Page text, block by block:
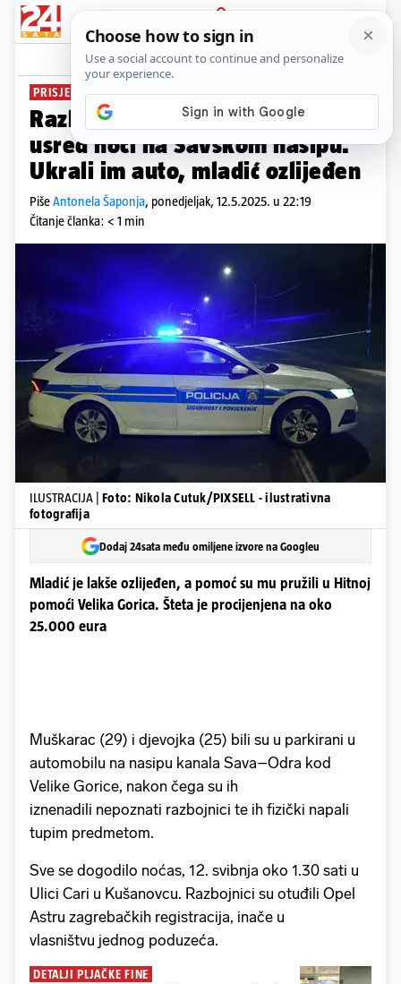
PRIJAVA
News Komentari
PRISJEO IM NOĆNI IZLET
Razbojnici iznenadili mladi par
usred noći na Savskom nasipu.
Ukrali im auto, mladić ozlijeđen
PišeAntonela Šaponja, ponedjeljak, 12.5.2025. u 22:19
Čitanje članka: < 1 min
ILUSTRACIJA | Foto: Nikola Cutuk/PIXSELL - ilustrativna
fotografija
Dodaj 24sata među omiljene izvore na Googleu
Mladić je lakše ozlijeđen, a pomoć su mu pružili u Hitnoj
pomoći Velika Gorica. Šteta je procijenjena na oko
25.000 eura
Muškarac (29) i djevojka (25) bili su u parkirani u
automobilu na nasipu kanala Sava–Odra kod
Velike Gorice, nakon čega su ih
iznenadili nepoznati razbojnici te ih fizički napali
tupim predmetom.
Sve se dogodilo noćas, 12. svibnja oko 1.30 sati u
Ulici Cari u Kušanovcu. Razbojnici su otuđili Opel
Astru zagrebačkih registracija, inače u
vlasništvu jednog poduzeća.
DETALJI PLJAČKE FINE